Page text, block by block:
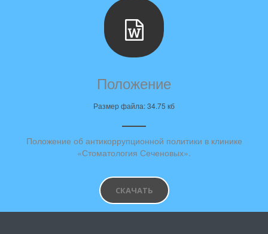
Положение
Размер файла: 34.75 кб
Положение об антикоррупционной политики в клинике
«Стоматология Сеченовых».
СКАЧАТЬ